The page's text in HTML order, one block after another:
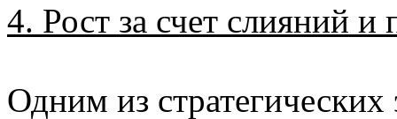
4. Рост за счет слияний и
Одним из стратегических